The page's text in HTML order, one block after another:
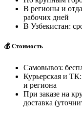
В регионы и
рабочих дней
В Узбекистан:
💰 Стоимость
Самовывоз:
Курьерская и ТК:
и региона
При заказе на
доставка